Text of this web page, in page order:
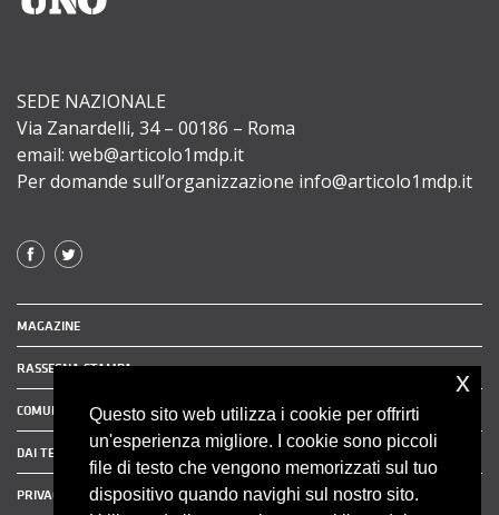
SEDE NAZIONALE
Via Zanardelli, 34 – 00186 – Roma
email: web@articolo1mdp.it
Per domande sull’organizzazione info@articolo1mdp.it
MAGAZINE
RASSEGNA STAMPA
COMUNICATI STAMPA
DAI TERRITORI
PRIVACY POLICY
Questo sito web utilizza i cookie per offrirti
un'esperienza migliore. I cookie sono piccoli
file di testo che vengono memorizzati sul tuo
dispositivo quando navighi sul nostro sito.
x